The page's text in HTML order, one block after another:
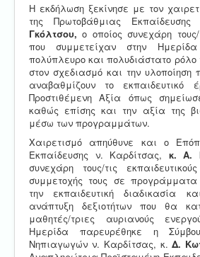
Η εκδήλωση ξεκίνησε με τον
της Πρωτοβάθμιας Εκπαίδευσης
Γκόλτσου, ο οποίος συνεχάρη τους/
που συμμετείχαν στην
πολύπλευρο και πολυδιάστατο
στον σχεδιασμό και την
αναβαθμίζουν το εκπαιδευτικό
Προστιθέμενη Αξία όπως
καθώς επίσης και την αξία της
μέσω των προγραμμάτων.
Χαιρετισμό απηύθυνε και ο
Εκπαίδευσης ν. Καρδίτσας, κ. Α.
συνεχάρη τους/τις
συμμετοχής τους σε προγράμματα
την εκπαιδευτική διαδικασία
ανάπτυξη δεξιοτήτων που θα
μαθητές/τριες αυριανούς
Ημερίδα παρευρέθηκε η
Νηπιαγωγών ν. Καρδίτσας, κ.Δ.